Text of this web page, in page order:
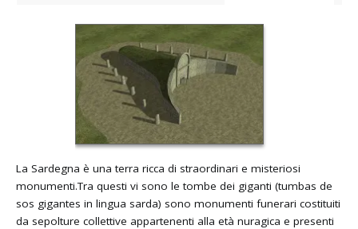
La Sardegna è una terra ricca di straordinari e misteriosi
monumenti.Tra questi vi sono le tombe dei giganti (tumbas de
sos gigantes in lingua sarda) sono monumenti funerari costituiti
da sepolture collettive appartenenti alla età nuragica e presenti